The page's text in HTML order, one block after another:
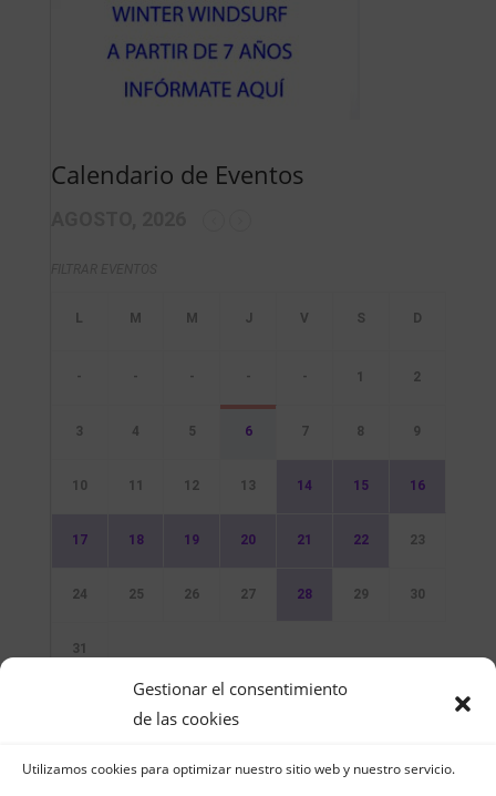
Gestionar el consentimiento
de las cookies
Utilizamos cookies para optimizar nuestro sitio web y nuestro servicio.
Calendario de Eventos
- - - - - 1 2
3 4 5 6 7 8 9
10 11 12 13 14 15 16
17 18 19 20 21 22 23
24 25 26 27 28 29 30
31
Sin Eventos